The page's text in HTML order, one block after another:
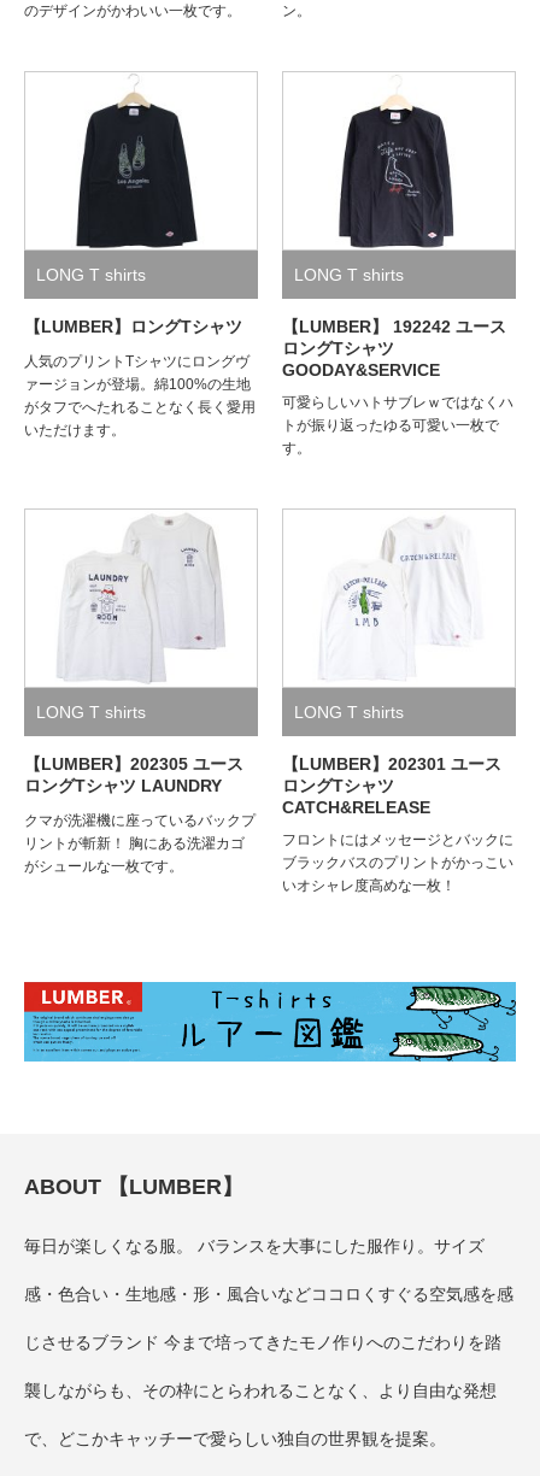
のデザインがかわいい一枚です。
ン。
LONG T shirts
【LUMBER】ロングTシャツ
人気のプリントTシャツにロングヴ
ァージョンが登場。綿100%の生地
がタフでへたれることなく長く愛用
いただけます。
LONG T shirts
【LUMBER】 192242 ユース
ロングTシャツ
GOODAY&SERVICE
可愛らしいハトサブレｗではなくハ
トが振り返ったゆる可愛い一枚で
す。
LONG T shirts
【LUMBER】202305 ユース
ロングTシャツ LAUNDRY
クマが洗濯機に座っているバックプ
リントが斬新！ 胸にある洗濯カゴ
がシュールな一枚です。
LONG T shirts
【LUMBER】202301 ユース
ロングTシャツ
CATCH&RELEASE
フロントにはメッセージとバックに
ブラックバスのプリントがかっこい
いオシャレ度高めな一枚！
ABOUT 【LUMBER】
毎日が楽しくなる服。 バランスを大事にした服作り。サイズ
感・色合い・生地感・形・風合いなどココロくすぐる空気感を感
じさせるブランド 今まで培ってきたモノ作りへのこだわりを踏
襲しながらも、その枠にとらわれることなく、より自由な発想
で、どこかキャッチーで愛らしい独自の世界観を提案。